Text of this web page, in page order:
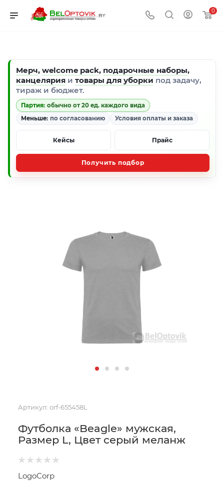
0
Мерч, welcome pack, подарочные наборы,
канцелярия и товары для уборки под задачу,
тираж и бюджет.
Партия: обычно от 20 ед. каждого вида
Меньше: по согласованию Условия оплаты и заказа
Кейсы Прайс
Получить подбор
Артикул: orf-655458L
Футболка «Beagle» мужская,
Размер L, Цвет серый меланж
LogoCorp